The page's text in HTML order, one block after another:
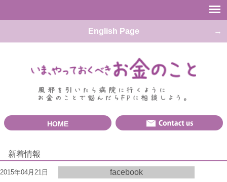
English Page
HOME
新着情報
2015年04月21日 facebook